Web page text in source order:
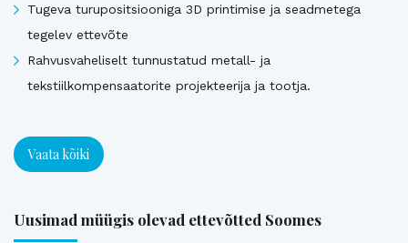
Tugeva turupositsiooniga 3D printimise ja seadmetega
tegelev ettevõte
Rahvusvaheliselt tunnustatud metall- ja
tekstiilkompensaatorite projekteerija ja tootja.
Vaata kõiki
Uusimad müügis olevad ettevõtted Soomes